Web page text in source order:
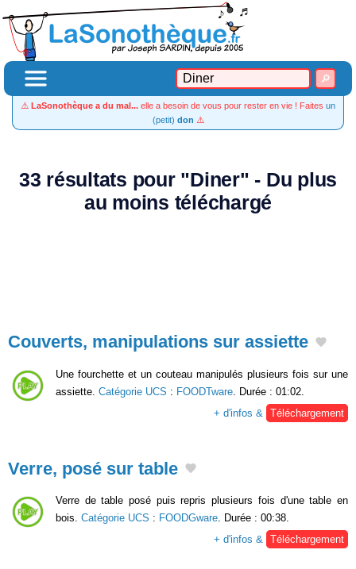
⚠️ LaSonothèque a du mal... elle a besoin de vous pour rester en vie ! Faites un
(petit) don ⚠️
33 résultats pour "Diner" - Du plus
au moins téléchargé
Couverts, manipulations sur assiette
Une fourchette et un couteau manipulés plusieurs fois sur une
assiette. Catégorie UCS : FOODTware . Durée : 01:02.
+ d'infos &
Téléchargement
Verre, posé sur table
Verre de table posé puis repris plusieurs fois d'une table en
bois. Catégorie UCS : FOODGware. Durée : 00:38.
+ d'infos & Téléchargement